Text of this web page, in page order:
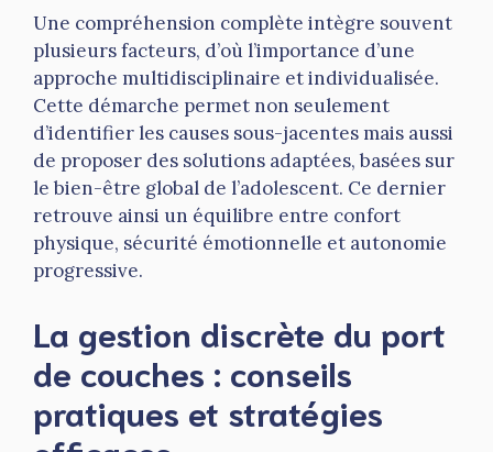
Une compréhension complète intègre souvent
plusieurs facteurs, d’où l’importance d’une
approche multidisciplinaire et individualisée.
Cette démarche permet non seulement
d’identifier les causes sous-jacentes mais aussi
de proposer des solutions adaptées, basées sur
le bien-être global de l’adolescent. Ce dernier
retrouve ainsi un équilibre entre confort
physique, sécurité émotionnelle et autonomie
progressive.
La gestion discrète du port
de couches : conseils
pratiques et stratégies